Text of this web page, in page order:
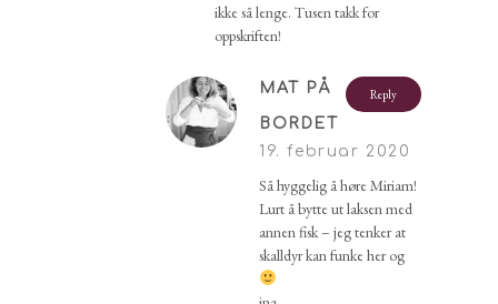
ikke så lenge. Tusen takk for
oppskriften!
Reply
MAT PÅ
BORDET
19. februar 2020
Så hyggelig å høre Miriam!
Lurt å bytte ut laksen med
annen fisk – jeg tenker at
skalldyr kan funke her og